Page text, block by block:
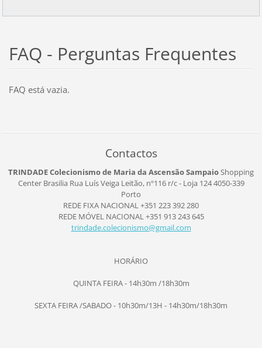
FAQ - Perguntas Frequentes
FAQ está vazia.
Contactos
TRINDADE Colecionismo de Maria da Ascensão SampaioShopping
Center Brasilia Rua Luís Veiga Leitão, nº116r/c - Loja 1244050-339
Porto
REDE FIXA NACIONAL +351 223 392 280
REDE MÓVEL NACIONAL +351 913 243 645
trindade.colecionismo@gmail.com
HORÁRIO
QUINTA FEIRA - 14h30m /18h30m
SEXTA FEIRA /SABADO - 10h30m/13H - 14h30m/18h30m